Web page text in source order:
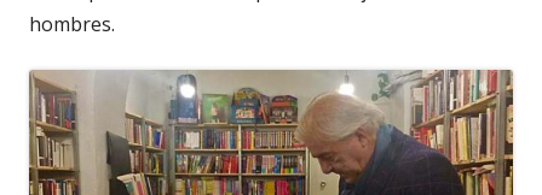
hombres.